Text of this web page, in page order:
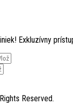
Exkluzívny
Reserved.